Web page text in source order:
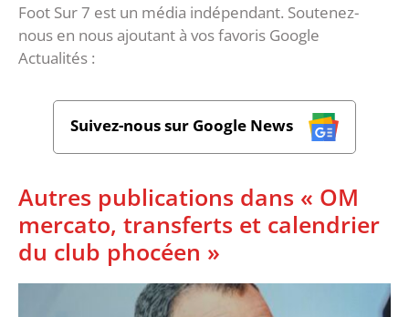
Foot Sur 7 est un média indépendant. Soutenez-
nous en nous ajoutant à vos favoris Google
Actualités :
Suivez-nous sur Google News
Autres publications dans « OM
mercato, transferts et calendrier
du club phocéen »